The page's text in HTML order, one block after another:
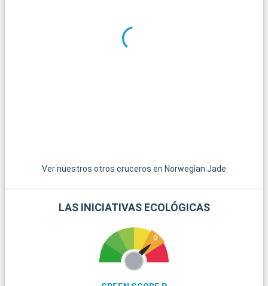
naturales. Las playas de Repulse Bay y Stanley, a un corto
trayecto en autobús, son ideales para pasar un relajante día
Ver nuestros otros cruceros en Norwegian Jade
LAS INICIATIVAS ECOLÓGICAS